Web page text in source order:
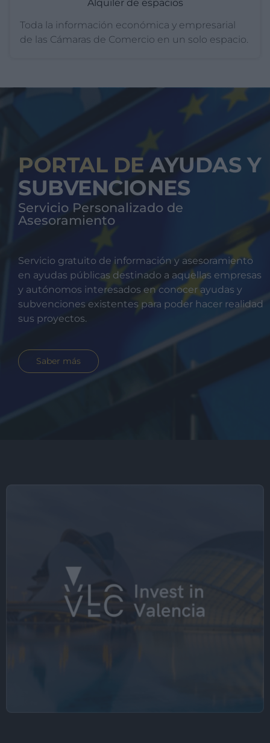
Alquiler de espacios
Toda la información económica y empresarial
de las Cámaras de Comercio en un solo espacio.
PORTAL DE AYUDAS Y
SUBVENCIONES
Servicio Personalizado de
Asesoramiento
Servicio gratuito de información y asesoramiento
en ayudas públicas destinado a aquellas empresas
y autónomos interesados en conocer ayudas y
subvenciones existentes para poder hacer realidad
sus proyectos.
Saber más